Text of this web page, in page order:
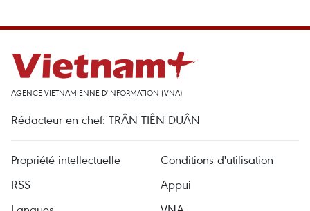
AGENCE VIETNAMIENNE D'INFORMATION (VNA)
Rédacteur en chef: TRÂN TIÊN DUÂN
Propriété intellectuelle
Conditions d'utilisation
RSS
Appui